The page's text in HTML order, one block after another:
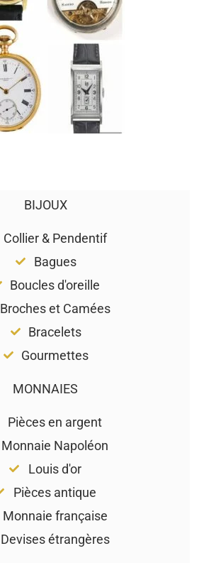
BIJOUX
Collier & Pendentif
Bagues
Boucles d'oreille
Broches et Camées
Bracelets
Gourmettes
MONNAIES
Pièces en argent
Monnaie Napoléon
Louis d'or
Pièces antique
Monnaie française
Devises étrangères